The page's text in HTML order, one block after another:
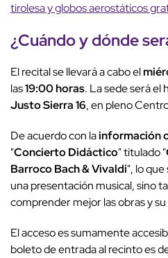
tirolesa y globos aerostáticos
¿Cuándo y dónde
El recital se llevará a cabo el
las19:00 horas. La sede será el
Justo Sierra 16, en pleno
De acuerdo con lainformación
"Concierto Didáctico" titulado "
BarrocoBach & Vivaldi", lo
una presentación musical, sino
comprender mejor las obras y
El acceso es sumamente
boleto de entrada al recinto es